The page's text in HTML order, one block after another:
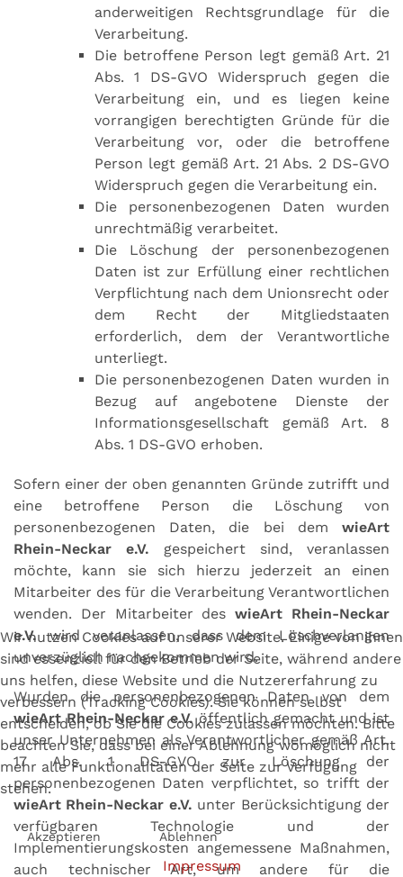
anderweitigen Rechtsgrundlage für die
Verarbeitung.
Die betroffene Person legt gemäß Art. 21
Abs. 1 DS-GVO Widerspruch gegen die
Verarbeitung ein, und es liegen keine
vorrangigen berechtigten Gründe für die
Verarbeitung vor, oder die betroffene
Person legt gemäß Art. 21 Abs. 2 DS-GVO
Widerspruch gegen die Verarbeitung ein.
Die personenbezogenen Daten wurden
unrechtmäßig verarbeitet.
Die Löschung der personenbezogenen
Daten ist zur Erfüllung einer rechtlichen
Verpflichtung nach dem Unionsrecht oder
dem Recht der Mitgliedstaaten
erforderlich, dem der Verantwortliche
unterliegt.
Die personenbezogenen Daten wurden in
Bezug auf angebotene Dienste der
Informationsgesellschaft gemäß Art. 8
Abs. 1 DS-GVO erhoben.
Sofern einer der oben genannten Gründe zutrifft und
eine betroffene Person die Löschung von
personenbezogenen Daten, die bei dem wieArt
Rhein-Neckar e.V. gespeichert sind, veranlassen
möchte, kann sie sich hierzu jederzeit an einen
Mitarbeiter des für die Verarbeitung Verantwortlichen
wenden. Der Mitarbeiter deswieArt Rhein-Neckar
e.V.wird veranlassen, dass dem Löschverlangen
unverzüglich nachgekommen wird.
Wurden die personenbezogenen Daten von dem
wieArt Rhein-Neckar e.V.öffentlich gemacht und ist
unser Unternehmen als Verantwortlicher gemäß Art.
17 Abs. 1 DS-GVO zur Löschung der
personenbezogenen Daten verpflichtet, so trifft der
wieArt Rhein-Neckar e.V. unter Berücksichtigung der
verfügbaren Technologie und der
Implementierungskosten angemessene Maßnahmen,
auch technischer Art, um andere für die
Wir nutzen Cookies auf unserer Website. Einige von ihnen
sind essenziell für den Betrieb der Seite, während andere
uns helfen, diese Website und die Nutzererfahrung zu
verbessern (Tracking Cookies). Sie können selbst
entscheiden, ob Sie die Cookies zulassen möchten. Bitte
beachten Sie, dass bei einer Ablehnung womöglich nicht
mehr alle Funktionalitäten der Seite zur Verfügung
stehen.
Akzeptieren Ablehnen
Impressum